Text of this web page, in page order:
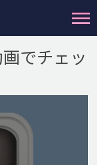
でチェッ